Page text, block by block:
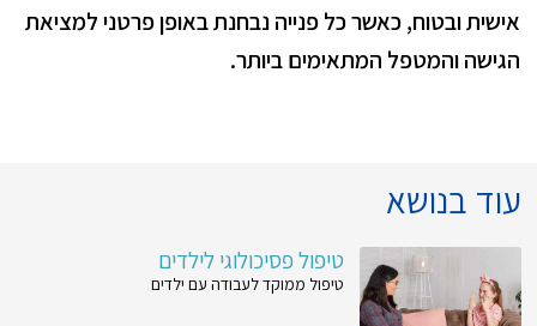
אישית ובטוח, כאשר כל פנייה נבחנת באופן פרטני למציאת
הגישה והמטפל המתאימים ביותר.
עוד בנושא
טיפול פסיכולוגי לילדים
טיפול ממוקד לעבודה עם ילדים